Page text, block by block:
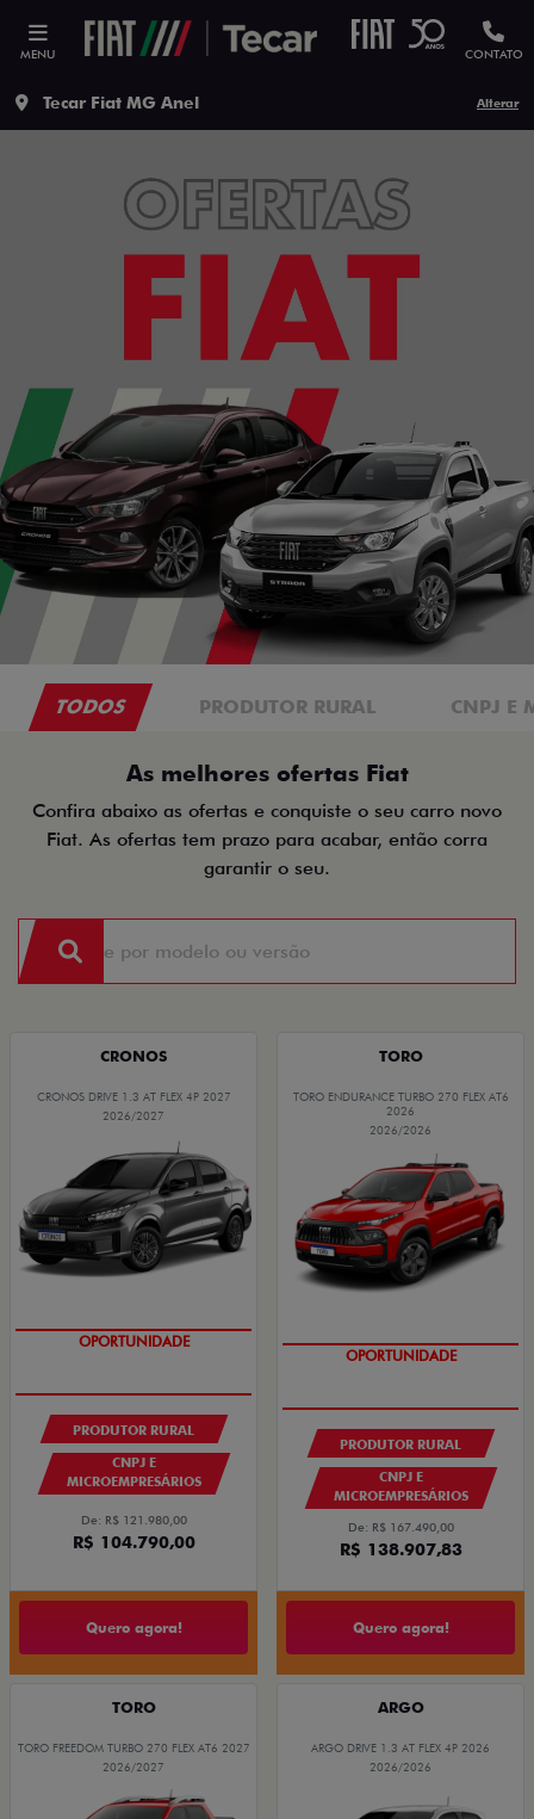
MENU CONTATO
Tecar Fiat MG Anel Alterar
TODOS PRODUTOR RURAL CNPJ E
As melhores ofertas Fiat
Confira abaixo as ofertas e conquiste o seu carro novo
Fiat. As ofertas tem prazo para acabar, então corra
garantir o seu.
CRONOS
CRONOS DRIVE 1.3 AT FLEX 4P 2027
2026/2027
GRANDE CHANCE FIAT
PRODUTOR RURAL
CNPJ E
MICROEMPRESÁRIOS
De: R$ 121.980,00
R$ 104.790,00
Quero agora!
TORO
TORO ENDURANCE TURBO 270 FLEX AT6
2026
2026/2026
GRANDE CHANCE FIAT
PRODUTOR RURAL
CNPJ E
MICROEMPRESÁRIOS
De: R$ 167.490,00
R$ 138.907,83
Quero agora!
TORO
TORO FREEDOM TURBO 270 FLEX AT6 2027
2026/2027
ARGO
ARGO DRIVE 1.3 AT FLEX 4P 2026
2026/2026